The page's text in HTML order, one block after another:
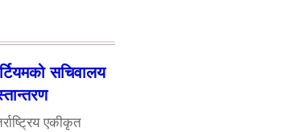
सचिवालय
एकीकृत